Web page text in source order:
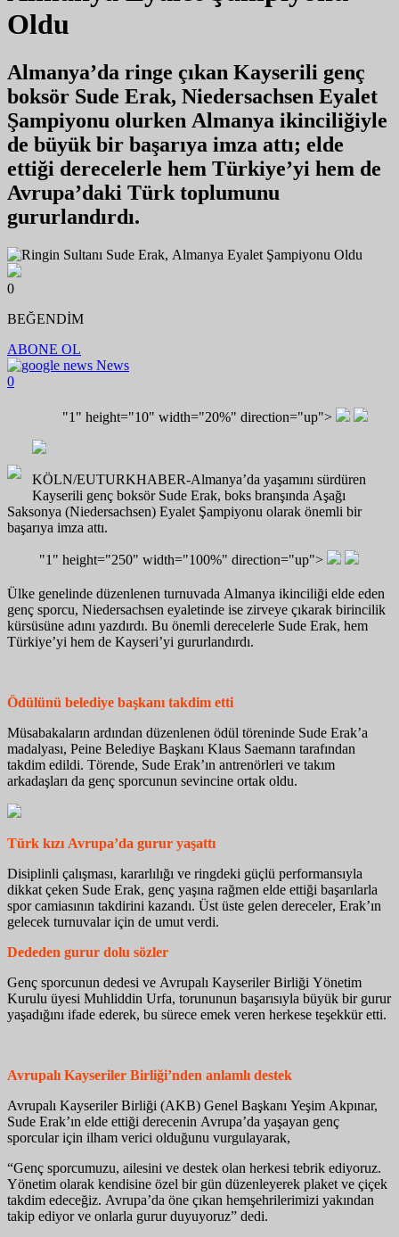
Oldu
Almanya’da ringe çıkan Kayserili genç
boksör Sude Erak, Niedersachsen Eyalet
Şampiyonu olurken Almanya ikinciliğiyle
de büyük bir başarıya imza attı; elde
ettiği derecelerle hem Türkiye’yi hem de
Avrupa’daki Türk toplumunu
gururlandırdı.
0
BEĞENDİM
ABONE OL
News
0
"1" height="10" width="20%" direction="up">
KÖLN/EUTURKHABER-Almanya’da yaşamını sürdüren
Kayserili genç boksörSude Erak, boks branşında Aşağı
Saksonya (Niedersachsen) Eyalet Şampiyonu olarak önemli bir
başarıya imza attı.
"1" height="250" width="100%" direction="up">
Ülke genelinde düzenlenen turnuvada Almanya ikinciliği elde eden
genç sporcu, Niedersachsen eyaletinde ise zirveye çıkarak birincilik
kürsüsüne adını yazdırdı. Bu önemli derecelerle Sude Erak, hem
Türkiye’yi hem de Kayseri’yi gururlandırdı.
Ödülünü belediye başkanı takdim etti
Müsabakaların ardından düzenlenen ödül töreninde Sude Erak’a
madalyası, Peine Belediye Başkanı Klaus Saemann tarafından
takdim edildi. Törende, Sude Erak’ın antrenörleri ve takım
arkadaşları da genç sporcunun sevincine ortak oldu.
Türk kızı Avrupa’da gurur yaşattı
Disiplinli çalışması, kararlılığı ve ringdeki güçlü performansıyla
dikkat çeken Sude Erak, genç yaşına rağmen elde ettiği başarılarla
spor camiasının takdirini kazandı. Üst üste gelen dereceler, Erak’ın
gelecek turnuvalar için de umut verdi.
Dededen gurur dolu sözler
Genç sporcunun dedesi ve Avrupalı KayserilerBirliği Yönetim
Kurulu üyesi Muhliddin Urfa, torununun başarısıyla büyük bir gurur
yaşadığını ifade ederek, bu sürece emek veren herkese teşekkür etti.
Avrupalı Kayseriler Birliği’nden anlamlı destek
Avrupalı Kayseriler Birliği (AKB) Genel Başkanı Yeşim Akpınar,
Sude Erak’ın elde ettiği derecenin Avrupa’da yaşayan genç
sporcular için ilham verici olduğunu vurgulayarak,
“Genç sporcumuzu, ailesini ve destek olan herkesi tebrik ediyoruz.
Yönetim olarak kendisine özel bir gün düzenleyerek plaket ve çiçek
takdim edeceğiz. Avrupa’da öne çıkan hemşehrilerimizi yakından
takip ediyorve onlarla gurur duyuyoruz” dedi.